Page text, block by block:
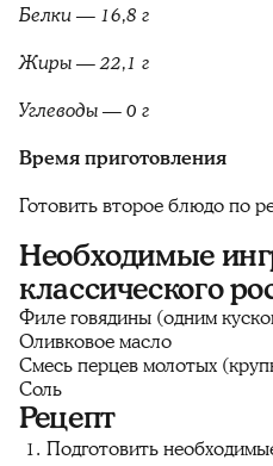
Белки — 16,8 г
Жиры — 22,1 г
Углеводы — 0 г
Время приготовления
Готовить второе блюдо по
Необходимые
классического
Филе говядины (одним
Оливковое масло
Смесь перцев молотых
Соль
Рецепт
Подготовить